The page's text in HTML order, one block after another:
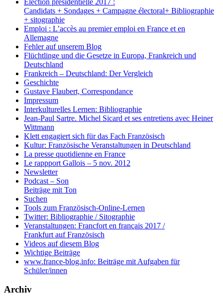
Candidats + Sondages + Campagne électoral+ Bibliographie
+ sitographie
Emploi : L’accès au premier emploi en France et en
Allemagne
Fehler auf unserem Blog
Flüchtlinge und die Gesetze in Europa, Frankreich und
Deutschland
Frankreich – Deutschland: Der Vergleich
Geschichte
Gustave Flaubert, Correspondance
Impressum
Interkulturelles Lernen: Bibliographie
Jean-Paul Sartre. Michel Sicard et ses entretiens avec Heiner
Wittmann
Klett engagiert sich für das Fach Französisch
Kultur: Französische Veranstaltungen in Deutschland
La presse quotidienne en France
Le rappport Gallois – 5 nov. 2012
Newsletter
Podcast – Son
Beiträge mit Ton
Suchen
Tools zum Französisch-Online-Lernen
Twitter: Bibliographie / Sitographie
Veranstaltungen: Francfort en français 2017 /
Frankfurt auf Französisch
Videos auf diesem Blog
Wichtige Beiträge
www.france-blog.info: Beiträge mit Aufgaben für
Schüler/innen
Archiv